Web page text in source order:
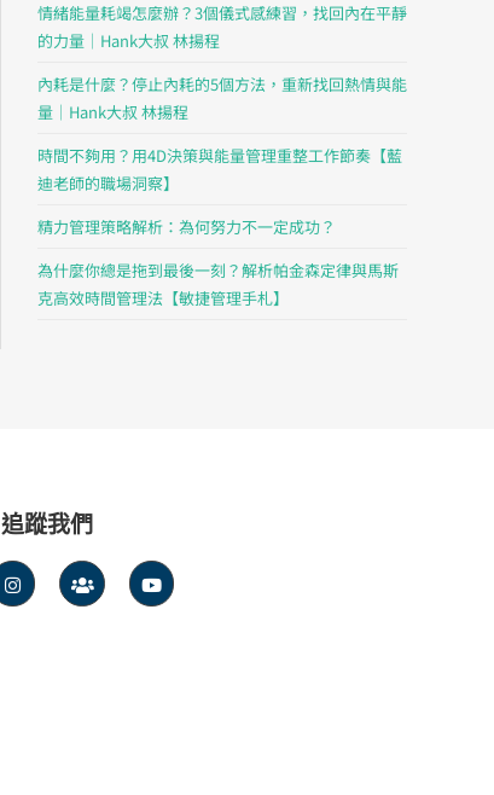
情緒能量耗竭怎麼辦？3個儀式感練習，找回內在平靜
的力量｜Hank大叔 林揚程
內耗是什麼？停止內耗的5個方法，重新找回熱情與能
量｜Hank大叔 林揚程
時間不夠用？用4D決策與能量管理重整工作節奏【藍
迪老師的職場洞察】
精力管理策略解析：為何努力不一定成功？
為什麼你總是拖到最後一刻？解析帕金森定律與馬斯
克高效時間管理法【敏捷管理手札】
追蹤我們